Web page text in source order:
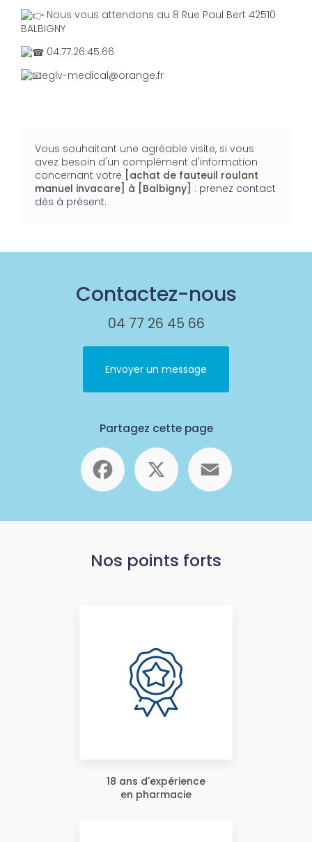
Nous vous attendons au 8 Rue Paul Bert 42510
BALBIGNY
04.77.26.45.66
eglv-medical@orange.fr
Vous souhaitant une agréable visite, si vous
avez besoin d'un complément d'information
concernant votre
[achat de fauteuil roulant
manuel invacare] à [Balbigny] : prenez contact
dès à présent.
Contactez-nous
04 77 26 45 66
Envoyer un message
Partagez cette page
Facebook
Nos points forts
18 ans d'expérience
en pharmacie